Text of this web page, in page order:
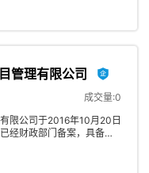
；标识标牌制作；园林绿
管理有限公司
成交量:0
限公司于2016年10月20日
经财政部门备案，具备政